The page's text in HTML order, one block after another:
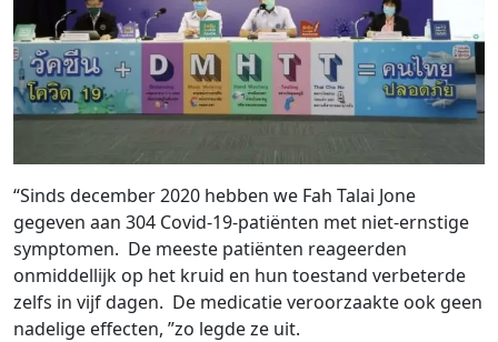
“Sinds december 2020 hebben we Fah Talai Jone
gegeven aan 304 Covid-19-patiënten met niet-ernstige
symptomen. De meeste patiënten reageerden
onmiddellijk op het kruid en hun toestand verbeterde
zelfs in vijf dagen. De medicatie veroorzaakte ook geen
nadelige effecten, ”zo legde ze uit.